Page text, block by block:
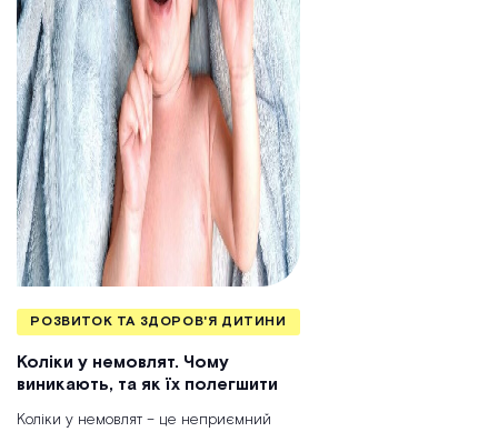
РОЗВИТОК ТА ЗДОРОВ'Я ДИТИНИ
Коліки у немовлят. Чому
виникають, та як їх полегшити
Коліки у немовлят – це неприємний